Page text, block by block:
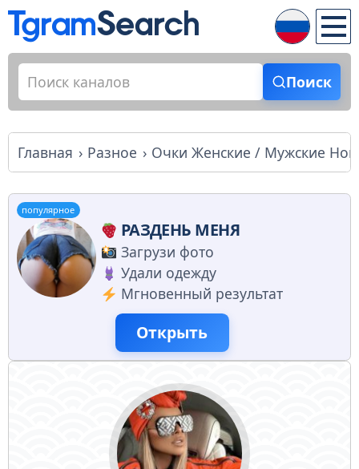
Поиск
Главная Разное Очки Женские / Мужские
популярное
РАЗДЕНЬ МЕНЯ
Загрузи фото
Удали одежду
Мгновенный результат
Открыть